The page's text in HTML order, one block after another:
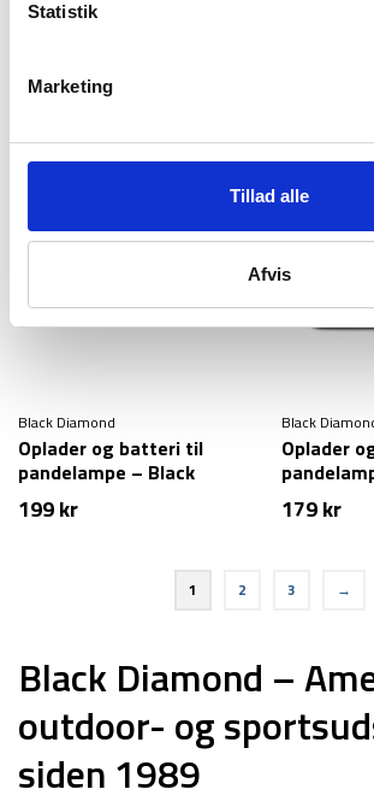
Statistik
Marketing
Tillad alle
Afvis
Black Diamond
– Sort
Black Diamond
Oplader og batteri til
pandelampe – Black
Diamond BD 1500 – USB-C
199kr
Black
Oplader
Diamond
& charger
179kr
1 2 3 →
Black Diamond –
outdoor- og
siden 1989